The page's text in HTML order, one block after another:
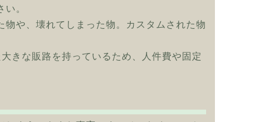
。
や、壊れてしまった物。カスタムされた物
きな販路を持っているため、人件費や固定